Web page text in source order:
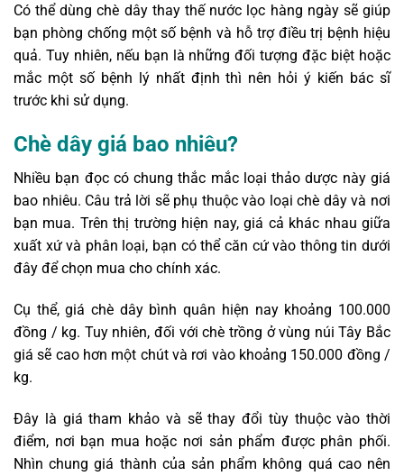
Có thể dùng chè dây thay thế nước lọc hàng ngày sẽ giúp
bạn phòng chống một số bệnh và hỗ trợ điều trị bệnh hiệu
quả. Tuy nhiên, nếu bạn là những đối tượng đặc biệt hoặc
mắc một số bệnh lý nhất định thì nên hỏi ý kiến ​​bác sĩ
trước khi sử dụng.
Chè dây giá bao nhiêu?
Nhiều bạn đọc có chung thắc mắc loại thảo dược này giá
bao nhiêu. Câu trả lời sẽ phụ thuộc vào loại chè dây và nơi
bạn mua. Trên thị trường hiện nay, giá cả khác nhau giữa
xuất xứ và phân loại, bạn có thể căn cứ vào thông tin dưới
đây để chọn mua cho chính xác.
Cụ thể, giá chè dây bình quân hiện nay khoảng 100.000
đồng / kg. Tuy nhiên, đối với chè trồng ở vùng núi Tây Bắc
giá sẽ cao hơn một chút và rơi vào khoảng 150.000 đồng /
kg.
Đây là giá tham khảo và sẽ thay đổi tùy thuộc vào thời
điểm, nơi bạn mua hoặc nơi sản phẩm được phân phối.
Nhìn chung giá thành của sản phẩm không quá cao nên